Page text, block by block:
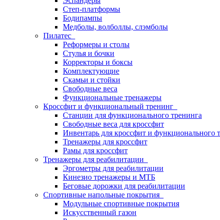
Степ-платформы
Бодипампы
Медболы, волболлы, слэмболы
Пилатес
Реформеры и столы
Стулья и бочки
Корректоры и боксы
Комплектующие
Скамьи и стойки
Свободные веса
Функциональные тренажеры
Кроссфит и функциональный тренинг
Станции для функционального тренинга
Свободные веса для кроссфит
Инвентарь для кроссфит и функционального
Тренажеры для кроссфит
Рамы для кроссфит
Тренажеры для реабилитации
Эргометры для реабилитации
Кинезио тренажеры и МТБ
Беговые дорожки для реабилитации
Спортивные напольные покрытия
Модульные спортивные покрытия
Искусственный газон